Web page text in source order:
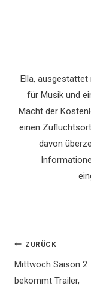
Ella,
für Musik und
Macht der
einen
davon
ZURÜCK
Mittwoch Saison 2
bekommt Trailer,